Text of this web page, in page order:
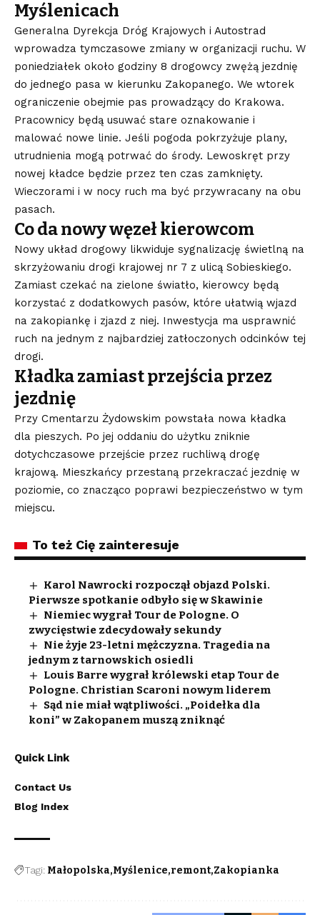
Myślenicach
Generalna Dyrekcja Dróg Krajowych i Autostrad
wprowadza tymczasowe zmiany w organizacji ruchu. W
poniedziałek około godziny 8 drogowcy zwężą jezdnię
do jednego pasa w kierunku Zakopanego. We wtorek
ograniczenie obejmie pas prowadzący do Krakowa.
Pracownicy będą usuwać stare oznakowanie i
malować nowe linie. Jeśli pogoda pokrzyżuje plany,
utrudnienia mogą potrwać do środy. Lewoskręt przy
nowej kładce będzie przez ten czas zamknięty.
Wieczorami i w nocy ruch ma być przywracany na obu
pasach.
Co da nowy węzeł kierowcom
Nowy układ drogowy likwiduje sygnalizację świetlną na
skrzyżowaniu drogi krajowej nr 7 z ulicą Sobieskiego.
Zamiast czekać na zielone światło, kierowcy będą
korzystać z dodatkowych pasów, które ułatwią wjazd
na zakopiankę i zjazd z niej. Inwestycja ma usprawnić
ruch na jednym z najbardziej zatłoczonych odcinków tej
drogi.
Kładka zamiast przejścia przez
jezdnię
Przy Cmentarzu Żydowskim powstała nowa kładka
dla pieszych. Po jej oddaniu do użytku zniknie
dotychczasowe przejście przez ruchliwą drogę
krajową. Mieszkańcy przestaną przekraczać jezdnię w
poziomie, co znacząco poprawi bezpieczeństwo w tym
miejscu.
To też Cię zainteresuje
Karol Nawrocki rozpoczął objazd Polski.
Pierwsze spotkanie odbyło się w Skawinie
Niemiec wygrał Tour de Pologne. O
zwycięstwie zdecydowały sekundy
Nie żyje 23-letni mężczyzna. Tragedia na
jednym z tarnowskich osiedli
Louis Barre wygrał królewski etap Tour de
Pologne. Christian Scaroni nowym liderem
Sąd nie miał wątpliwości. „Poidełka dla
koni” w Zakopanem muszą zniknąć
Quick Link
Contact Us
Blog Index
Tagi: Małopolska Myślenice remont Zakopianka